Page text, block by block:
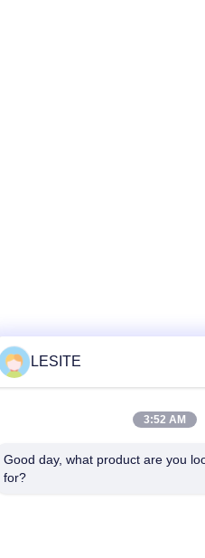
Mail ons
LESITE
3:52 AM
Good day, what product are you
for?